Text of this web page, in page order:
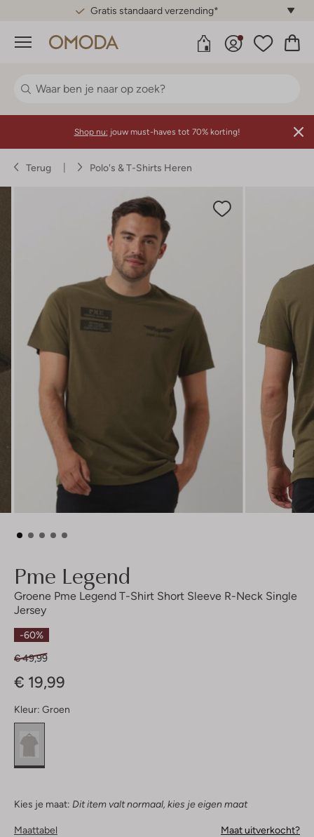
Gratis standaard verzending*
Menu
Shop nu: jouw must-haves tot 70% korting!
Terug Polo's & T-Shirts Heren
Pme Legend
Groene Pme Legend T-Shirt Short Sleeve R-Neck Single
Jersey
-60%
€ 49,99
€ 19,99
Kleur: Groen
Kies je maat: Dit item valt normaal, kies je eigen maat
Maattabel Maat uitverkocht?